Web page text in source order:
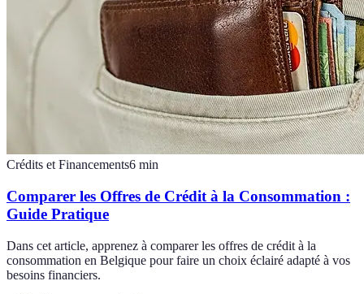
Crédits et Financements6 min
Comparer les Offres de Crédit à la Consommation :
Guide Pratique
Dans cet article, apprenez à comparer les offres de crédit à la
consommation en Belgique pour faire un choix éclairé adapté à vos
besoins financiers.